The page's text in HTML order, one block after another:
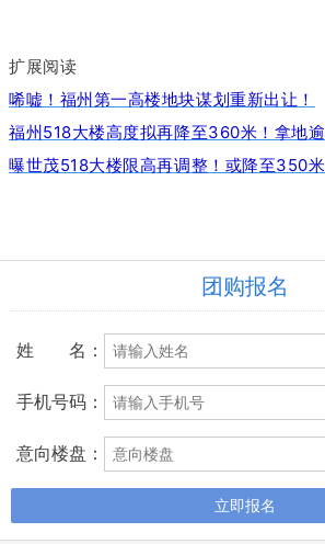
扩展阅读
唏嘘！福州第一高楼地块谋划重新出让！
福州518大楼高度拟再降至360米！拿地
曝世茂518大楼限高再调整！或降至350米
团购报名
姓 名：
手机号码：
意向楼盘：
立即报名